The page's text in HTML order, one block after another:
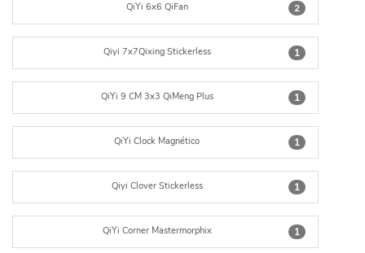
2
QiYi 6x6 QiFan
1
Qiyi 7x7Qixing Stickerless
1
QiYi 9 CM 3x3 QiMeng Plus
1
QiYi Clock Magnético
1
Qiyi Clover Stickerless
1
QiYi Corner Mastermorphix